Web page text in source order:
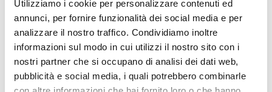
Utilizziamo i cookie per personalizzare contenuti ed
annunci, per fornire funzionalità dei social media e per
analizzare il nostro traffico. Condividiamo inoltre
informazioni sul modo in cui utilizzi il nostro sito con i
nostri partner che si occupano di analisi dei dati web,
pubblicità e social media, i quali potrebbero combinarle
Sfoglia l'anteprima
Condividi